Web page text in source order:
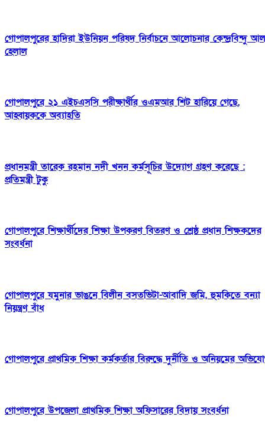
গোপালপুরের হাদিরা ইউনিয়ন পরিষদ নির্বাচনে আলোচনার কেন্দ্রবিন্দু আল
হেলাল
গোপালপুরে ২১ এইচএসসি পরীক্ষার্থীর ওএমআর শিট হারিয়ে গেছে,
আহ্বায়ককে অব্যাহতি
প্রধানমন্ত্রী তারেক রহমান নদী খনন কর্মসূচির উদ্যোগ গ্রহণ করেছে :
প্রতিমন্ত্রী টুকু
গোপালপুরে শিক্ষার্থীদের শিক্ষা উপকরণ বিতরণ ও শ্রেষ্ঠ প্রধান শিক্ষকদের
সংবর্ধনা
গোপালপুরে যমুনার ভাঙনে বিলীন বসতভিটা-আবাদি জমি, হুমকিতে বন্যা
নিয়ন্ত্রণ বাঁধ
গোপালপুরে প্রাথমিক শিক্ষা কর্মকর্তার বিরুদ্ধে দুর্নীতি ও অনিয়মের
গোপালপুরে উপজেলা প্রাথমিক শিক্ষা অফিসারের বিদায় সংবর্ধনা